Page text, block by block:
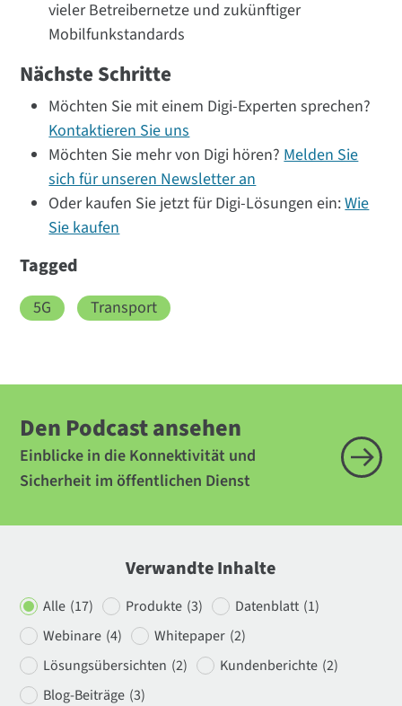
vieler Betreibernetze und zukünftiger
Mobilfunkstandards
Nächste Schritte
Möchten Sie mit einem Digi-Experten sprechen?
Kontaktieren Sie uns
Möchten Sie mehr von Digi hören? Melden Sie
sich für unseren Newsletter an
Oder kaufen Sie jetzt für Digi-Lösungen ein:Wie
Sie kaufen
Tagged
5G Transport
Den Podcast ansehen
Einblicke in die Konnektivität und
Sicherheit im öffentlichen Dienst
Verwandte Inhalte
Alle (17) Produkte (3) Datenblatt (1)
Webinare (4) Whitepaper (2)
Lösungsübersichten (2) Kundenberichte (2)
Blog-Beiträge (3)